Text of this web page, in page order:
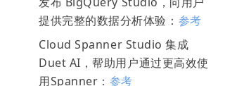
提供完整的数据分析体验： 参考
Cloud Spanner Studio 集成
Duet AI，帮助用户通过更高效使
用Spanner： 参考